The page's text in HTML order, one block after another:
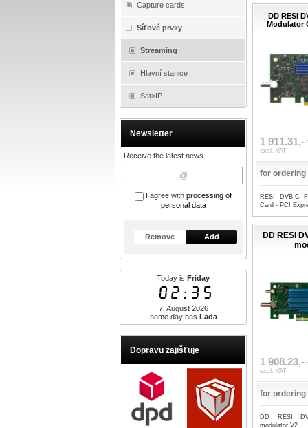
Capture cards
Síťové prvky
Streaming
Hlavní stanice
Sat>IP
Newsletter
Receive the latest news
I agree withprocessing of
personal data
Remove Add
Today isFriday
02:35
7. August 2026
name day has Lada
Dopravu zajišťuje
DD RESI
Modulator
1 911.31,-
excl. VAT
for ordering
RESI DVB-C
Card - PCI
DD RESI
1 908.23,-
excl. VAT
for ordering
DD RESI
modulator V2